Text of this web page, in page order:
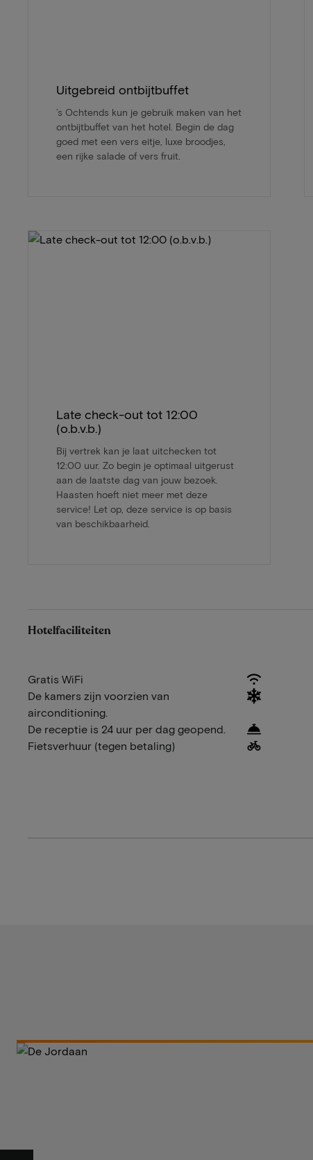
Uitgebreid ontbijtbuffet
’s Ochtends kun je gebruik maken van het
ontbijtbuffet van het hotel. Begin de dag
goed met een vers eitje, luxe broodjes,
een rijke salade of vers fruit.
Late check-out tot 12:00
(o.b.v.b.)
Bij vertrek kan je laat uitchecken tot
12:00 uur. Zo begin je optimaal uitgerust
aan de laatste dag van jouw bezoek.
Haasten hoeft niet meer met deze
service! Let op, deze service is op basis
van beschikbaarheid.
Hotelfaciliteiten
Gratis WiFi
De kamers zijn voorzien van
airconditioning.
De receptie is 24 uur per dag geopend.
Fietsverhuur (tegen betaling)